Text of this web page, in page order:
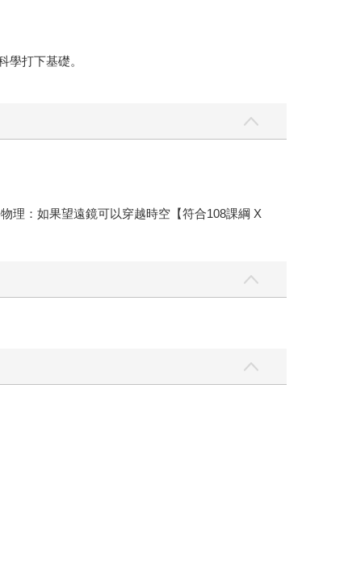
打下基礎。
理：如果望遠鏡可以穿越時空【符合108課綱 X